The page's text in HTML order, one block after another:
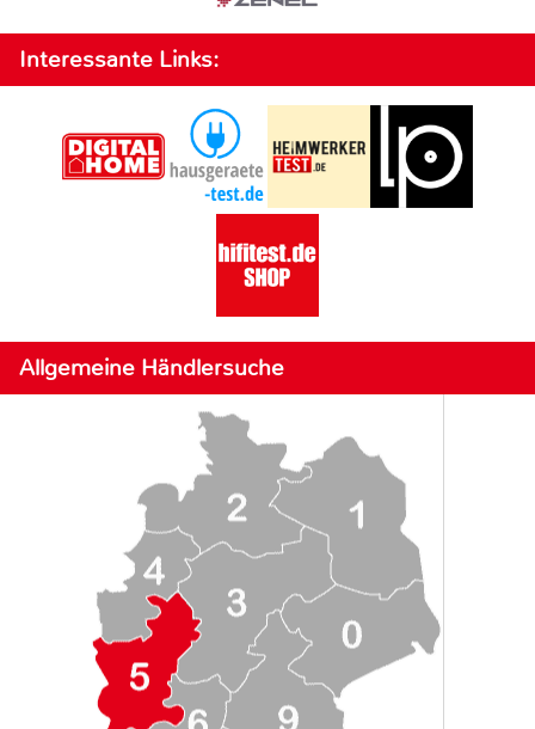
Interessante Links:
Allgemeine Händlersuche